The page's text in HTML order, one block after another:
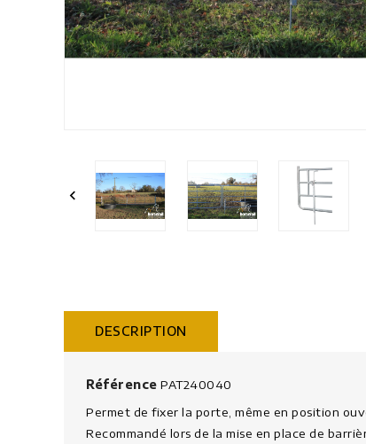

DESCRIPTION
Référence PAT240040
Permet de fixer la porte, même en position
Recommandé lors de la mise en place de